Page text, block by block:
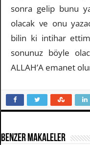
sonra gelip bunu
olacak ve onu
bilin ki intihar
sonunuz böyle
ALLAH’A emanet
Benzer Makaleler